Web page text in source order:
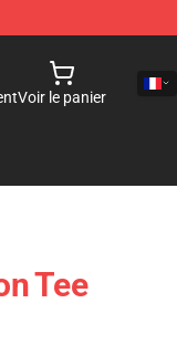
Voir le panier
Tee